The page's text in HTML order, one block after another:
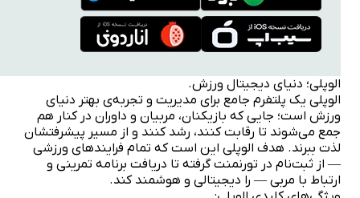
الوپلی؛ دنیای دیجیتال ورزش.
الوپلی یک پلتفرم جامع برای مدیریت و تجربه‌ی بهتر دنیای
ورزش است؛ جایی که بازیکنان، مربیان و داوران در کنار هم
جمع می‌شوند تا رقابت کنند، رشد کنند و از مسیر پیشرفتشان
لذت ببرند. هدف الوپلی این است که تمام فرایندهای ورزشی
— از ثبت‌نام در تورنمنت گرفته تا دریافت برنامه تمرینی و
ارتباط با مربی — را دیجیتالی و هوشمند کند.